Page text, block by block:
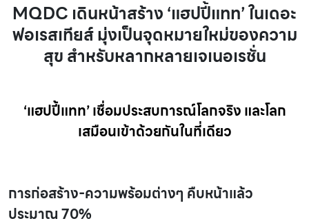
MQDC เดินหน้าสร้าง ‘แฮปปี้แทท’ ในเดอะ
ฟอเรสเทียส์ มุ่งเป็นจุดหมายใหม่ของความ
สุข สำหรับหลากหลายเจเนอเรชั่น
‘แฮปปี้แทท’เชื่อมประสบการณ์โลกจริง และโลก
เสมือนเข้าด้วยกันในที่เดียว
การก่อสร้าง-ความพร้อมต่างๆ คืบหน้าแล้ว
ประมาณ 70%